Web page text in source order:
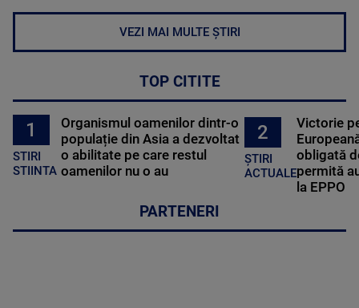
VEZI MAI MULTE ȘTIRI
TOP CITITE
1
STIRI
STIINTA
Organismul oamenilor dintr-o
populație din Asia a dezvoltat
o abilitate pe care restul
oamenilor nu o au
2
ȘTIRI
ACTUALE
Victorie
obligată
permită
la EPPO
PARTENERI